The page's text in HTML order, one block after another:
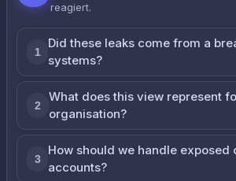
reagiert.
1
Did these leaks come from a
systems?
2
What does this view represent
organisation?
3
How should we handle exposed
accounts?